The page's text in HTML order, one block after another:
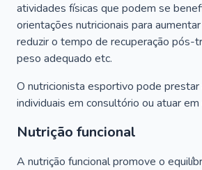
atividades físicas que podem se
orientações nutricionais para
reduzir o tempo de recuperação pós-
peso adequado etc.
O nutricionista esportivo pode
individuais em consultório ou atuar
Nutrição funcional
A nutrição funcional promove o